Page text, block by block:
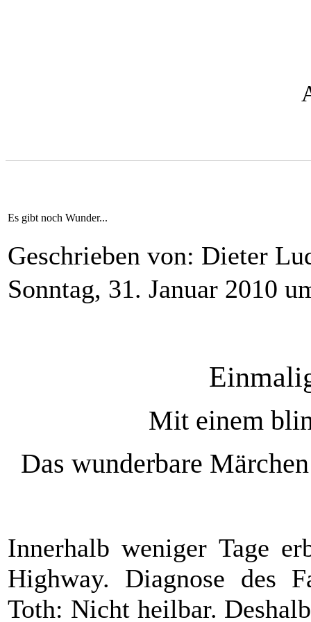
Es gibt noch Wunder...
Geschrieben von: Dieter
Sonntag, 31. Januar 2010
Mit einem
Das wunderbare
Innerhalb weniger Tage
Highway. Diagnose des
Toth: Nicht heilbar.